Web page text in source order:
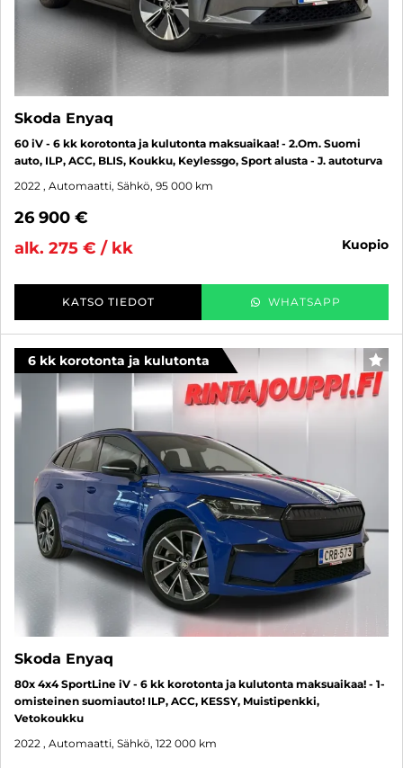
Skoda Enyaq
60 iV - 6 kk korotonta ja kulutonta maksuaikaa! - 2.Om. Suomi
auto, ILP, ACC, BLIS, Koukku, Keylessgo, Sport alusta - J. autoturva
2022 , Automaatti, Sähkö, 95 000 km
26 900 €
alk. 275 € / kk
kuopio
KATSO TIEDOT WHATSAPP
6 kk korotonta ja kulutonta
Skoda Enyaq
80x 4x4 SportLine iV - 6 kk korotonta ja kulutonta maksuaikaa! - 1-
omisteinen suomiauto! ILP, ACC, KESSY, Muistipenkki,
Vetokoukku
2022 , Automaatti, Sähkö, 122 000 km